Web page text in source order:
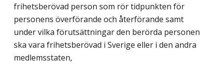
frihetsberövad person som rör tidpunkten för
personens överförande och återförande samt
under vilka förutsättningar den berörda personen
ska vara frihetsberövad i Sverige eller i den andra
medlemsstaten,